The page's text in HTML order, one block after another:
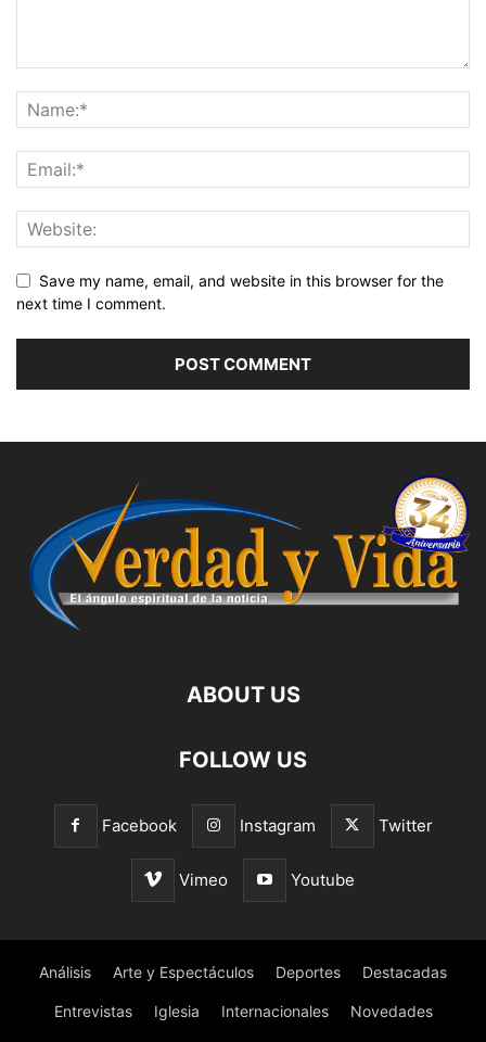
Save my name, email, and website in this browser for the
next time I comment.
ABOUT US
FOLLOW US
Facebook Instagram Twitter
Vimeo Youtube
Análisis Arte y Espectáculos Deportes Destacadas
Entrevistas Iglesia Internacionales Novedades